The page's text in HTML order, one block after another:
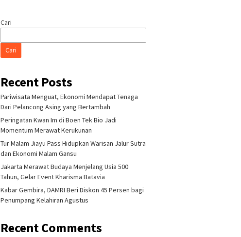
Cari
Cari
Recent Posts
Pariwisata Menguat, Ekonomi Mendapat Tenaga
Dari Pelancong Asing yang Bertambah
Peringatan Kwan Im di Boen Tek Bio Jadi
Momentum Merawat Kerukunan
Tur Malam Jiayu Pass Hidupkan Warisan Jalur Sutra
dan Ekonomi Malam Gansu
Jakarta Merawat Budaya Menjelang Usia 500
Tahun, Gelar Event Kharisma Batavia
Kabar Gembira, DAMRI Beri Diskon 45 Persen bagi
Penumpang Kelahiran Agustus
Recent Comments